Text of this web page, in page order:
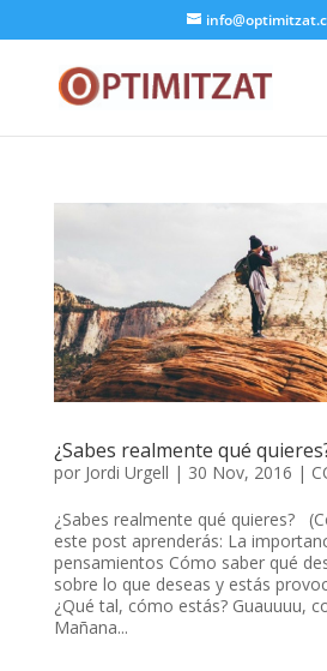
¿Sabes realmente qué
por Jordi Urgell | 30 Nov, 2016 |
¿Sabes realmente qué quieres?
este post aprenderás: La
pensamientos Cómo saber qué
sobre lo que deseas y estás
¿Qué tal, cómo estás? Guauuuu,
Mañana...